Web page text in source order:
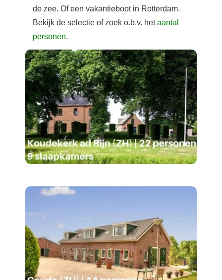
de zee. Of een vakantieboot in Rotterdam.
Bekijk de selectie of zoek o.b.v. hetaantal
personen.